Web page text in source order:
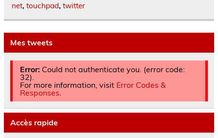
net, touchpad, twitter
Mes tweets
Error:Could not authenticate you. (error code:
32).
For more information, visit Error Codes &
Responses
Accès rapide